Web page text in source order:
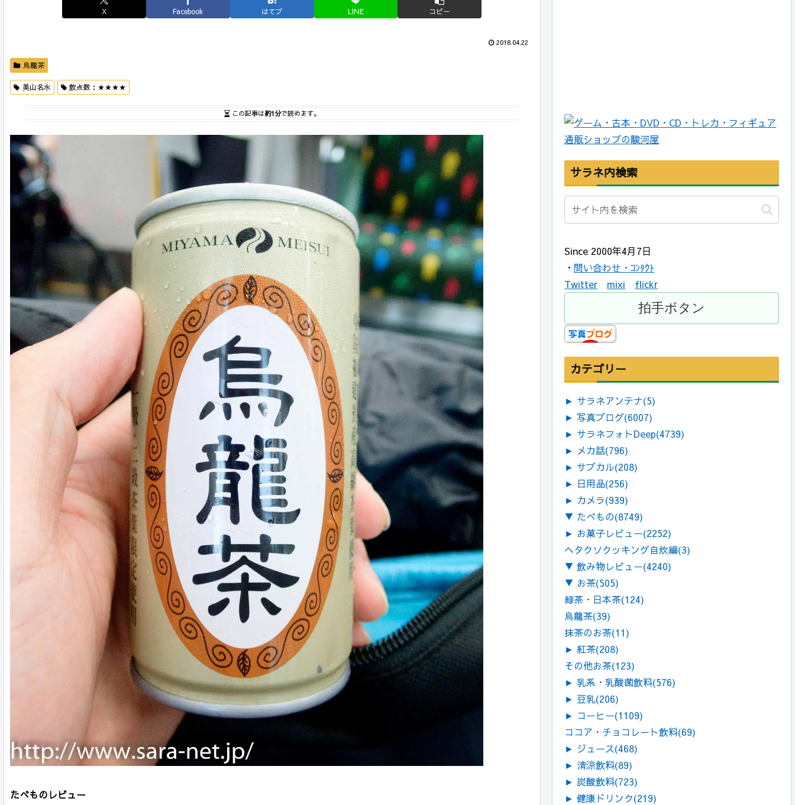
X Facebook はてブ LINE コピー
2018.04.22
烏龍茶
美山名水 飲点数：★★★★
この記事は約1分で読めます。
たべものレビュー
サラネ内検索
Since 2000年4月7日
・ 問い合わせ・ｺﾝﾀｸﾄ
Twitter
mixi flickr
カテゴリー
► サラネアンテナ(5)
► 写真ブログ(6007)
► サラネフォトDeep(4739)
► メカ話(796)
► サブカル(208)
► 日用品(256)
► カメラ(939)
▼ たべもの(8749)
► お菓子レビュー(2252)
ヘタクソクッキング自炊編(3)
▼ 飲み物レビュー(4240)
▼ お茶(505)
緑茶・日本茶(124)
烏龍茶(39)
抹茶のお茶(11)
► 紅茶(208)
その他お茶(123)
► 乳系・乳酸菌飲料(576)
► 豆乳(206)
► コーヒー(1109)
ココア・チョコレート飲料(69)
► ジュース(468)
► 清涼飲料(89)
► 炭酸飲料(723)
► 健康ドリンク(219)